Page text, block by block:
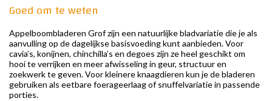
Goed om te weten
Appelboombladeren Grof zijn een natuurlijke bladvariatie die je als
aanvulling op de dagelijkse basisvoeding kunt aanbieden. Voor
cavia’s, konijnen, chinchilla’s en degoes zijn ze heel geschikt om
hooi te verrijken en meer afwisseling in geur, structuur en
zoekwerk te geven. Voor kleinere knaagdieren kun je de bladeren
gebruiken als eetbare foerageerlaag of snuffelvariatie in passende
porties.